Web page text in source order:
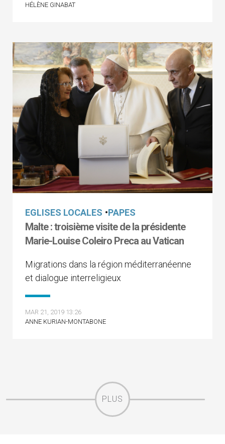
HÉLÈNE GINABAT
EGLISES LOCALES •PAPES
Malte : troisième visite de la présidente
Marie-Louise Coleiro Preca au Vatican
Migrations dans la région méditerranéenne
et dialogue interreligieux
MAR 21, 2019 13:26
ANNE KURIAN-MONTABONE
PLUS